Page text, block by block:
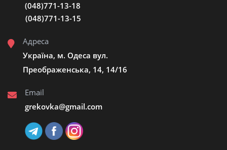
(048)771-13-18
(048)771-13-15
Адреса
Україна, м. Одеса вул.
Преображенська, 14, 14/16
Email
grekovka@gmail.сom